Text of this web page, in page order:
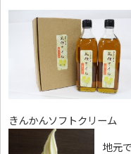
きんかんソフトクリーム
地元